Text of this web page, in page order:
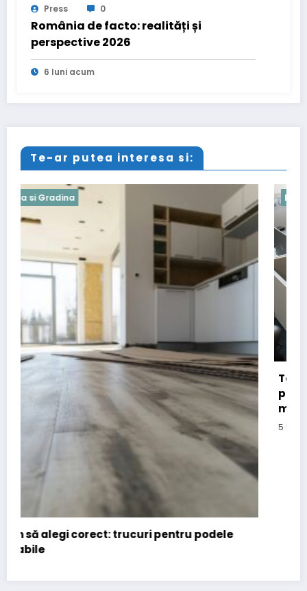
Press 0
România de facto: realități și
perspective 2026
6 luni acum
Te-ar putea interesa si:
Tehnologie cu suflet: Asociatia CONIL
pasul spre digitalizare prin PNRR
mai aproape de copiii cu nevoi speciale
5 luni acum
Societate Civila
Specialist Comunicare